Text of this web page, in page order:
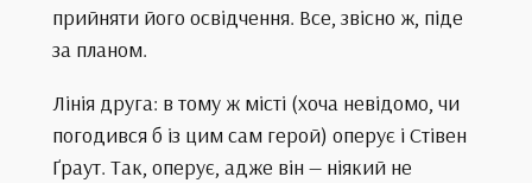
прийняти його освідчення. Все, звісно ж, піде
за планом.
Лінія друга: в тому ж місті (хоча невідомо, чи
погодився б із цим сам герой) оперує і Стівен
Ґраут. Так, оперує, адже він — ніякий не